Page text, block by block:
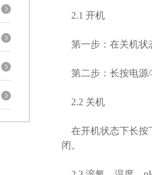
2.1 开机
第一步：在关机状
第二步：长按电源/
2.2 关机
在开机状态下长按
闭。